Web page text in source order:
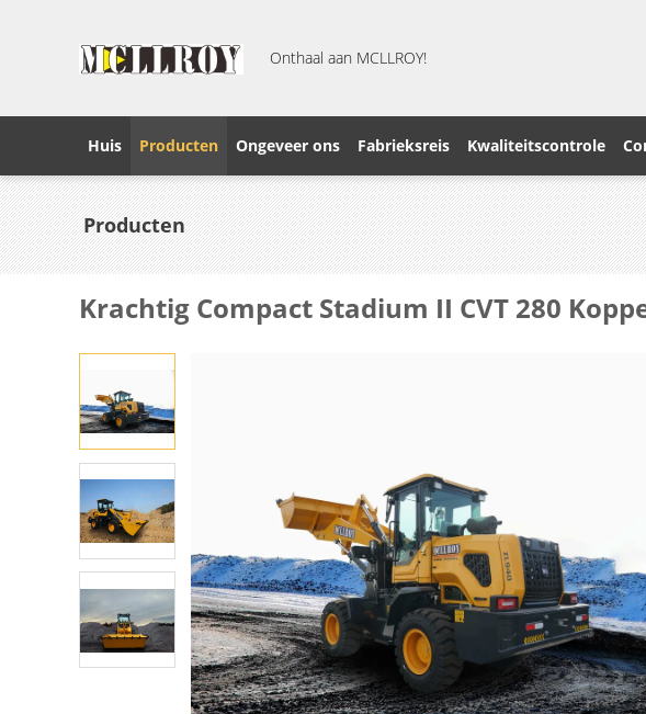
Onthaal aan MCLLROY!
Huis Producten Ongeveer ons Fabrieksreis Kwaliteitscontrole
Producten
Krachtig Compact Stadium II CVT 280